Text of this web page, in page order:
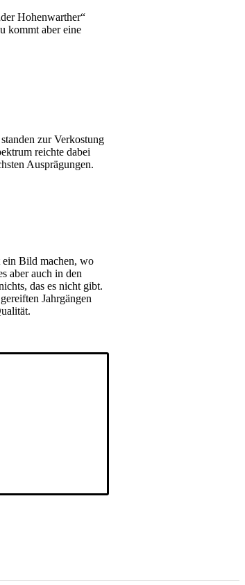
Hohenwarther“
kommt aber eine
zur Verkostung
reichte dabei
Ausprägungen.
ein Bild machen, wo
aber auch in den
das es nicht gibt.
Jahrgängen